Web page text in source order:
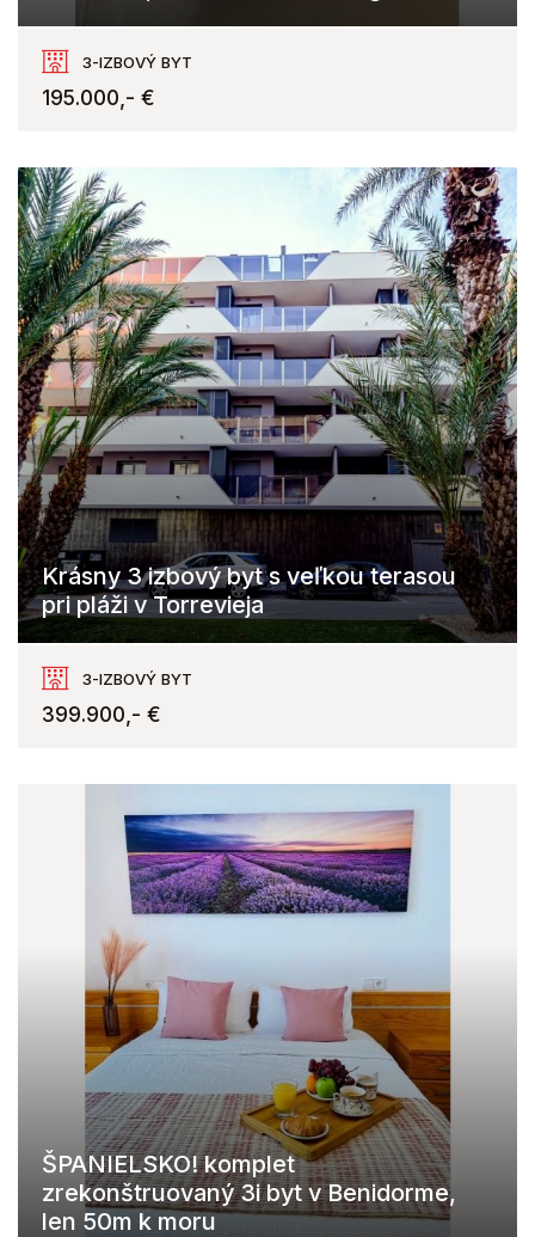
3-IZBOVÝ BYT
195.000,- €
Krásny 3 izbový byt s veľkou terasou
pri pláži v Torrevieja
C. del Palangre, Torrevieja
3-IZBOVÝ BYT
399.900,- €
ŠPANIELSKO! komplet
zrekonštruovaný 3i byt v Benidorme,
len 50m k moru